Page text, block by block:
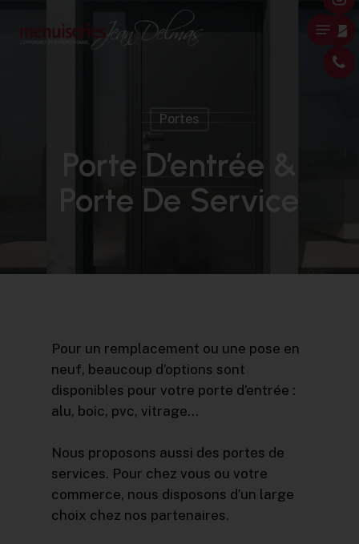
Portes
Porte D’entrée &
Porte De Service
Pour un remplacement ou une pose en
neuf, beaucoup d’options sont
disponibles pour votre porte d’entrée :
alu, boic, pvc, vitrage…
Nous proposons aussi des portes de
services. Pour chez vous ou votre
commerce, nous disposons d’un large
choix chez nos partenaires.